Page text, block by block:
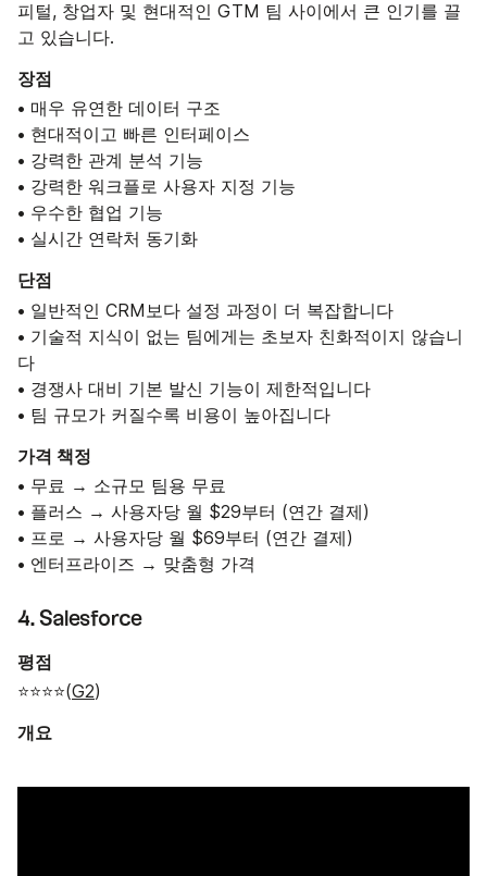
피털, 창업자 및 현대적인 GTM 팀 사이에서 큰 인기를 끌
고 있습니다.
장점
• 매우 유연한 데이터 구조
• 현대적이고 빠른 인터페이스
• 강력한 관계 분석 기능
• 강력한 워크플로 사용자 지정 기능
• 우수한 협업 기능
• 실시간 연락처 동기화
단점
• 일반적인 CRM보다 설정 과정이 더 복잡합니다
• 기술적 지식이 없는 팀에게는 초보자 친화적이지 않습니
다
• 경쟁사 대비 기본 발신 기능이 제한적입니다
• 팀 규모가 커질수록 비용이 높아집니다
가격 책정
• 무료 → 소규모 팀용 무료
• 플러스 → 사용자당 월 $29부터 (연간 결제)
• 프로 → 사용자당 월 $69부터 (연간 결제)
• 엔터프라이즈 → 맞춤형 가격
4. Salesforce
평점
⭐⭐⭐⭐(G2)
개요